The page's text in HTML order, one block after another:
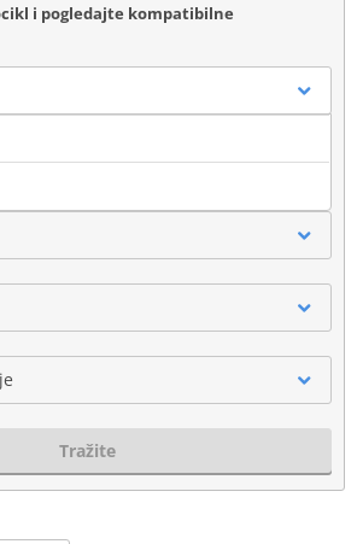
i pogledajte kompatibilne
Tražite